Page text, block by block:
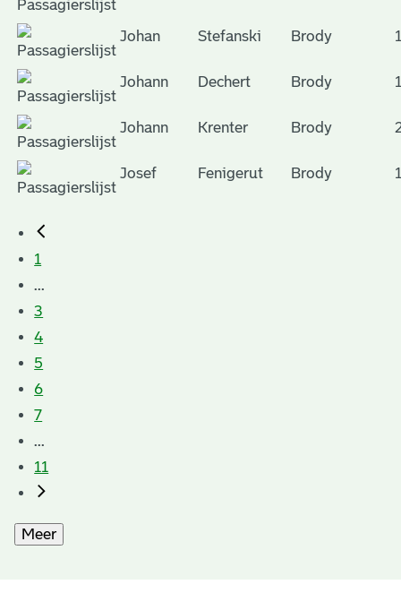
Johan Stefanski Brody
Johann Dechert Brody
Johann Krenter Brody
Josef Fenigerut Brody
1
...
3
4
5
6
7
...
11
Meer